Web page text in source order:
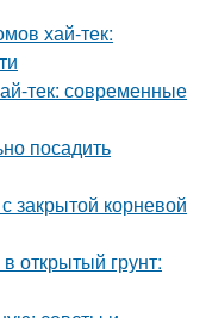
хай-тек:
тек: современные
посадить
закрытой корневой
открытый грунт: